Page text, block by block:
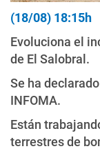
(18/08) 18:15h
Evoluciona el
de El Salobral.
Se ha
INFOMA.
Están
terrestres de